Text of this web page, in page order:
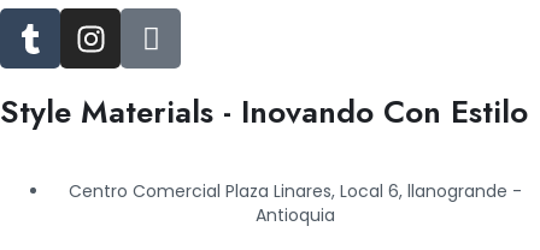
T
u
m
b
l
I
n
s
t
r
J
k
i
-
c
Style Materials - Inovando Con Estilo
Centro Comercial Plaza Linares, Local 6, llanogrande -
Antioquia